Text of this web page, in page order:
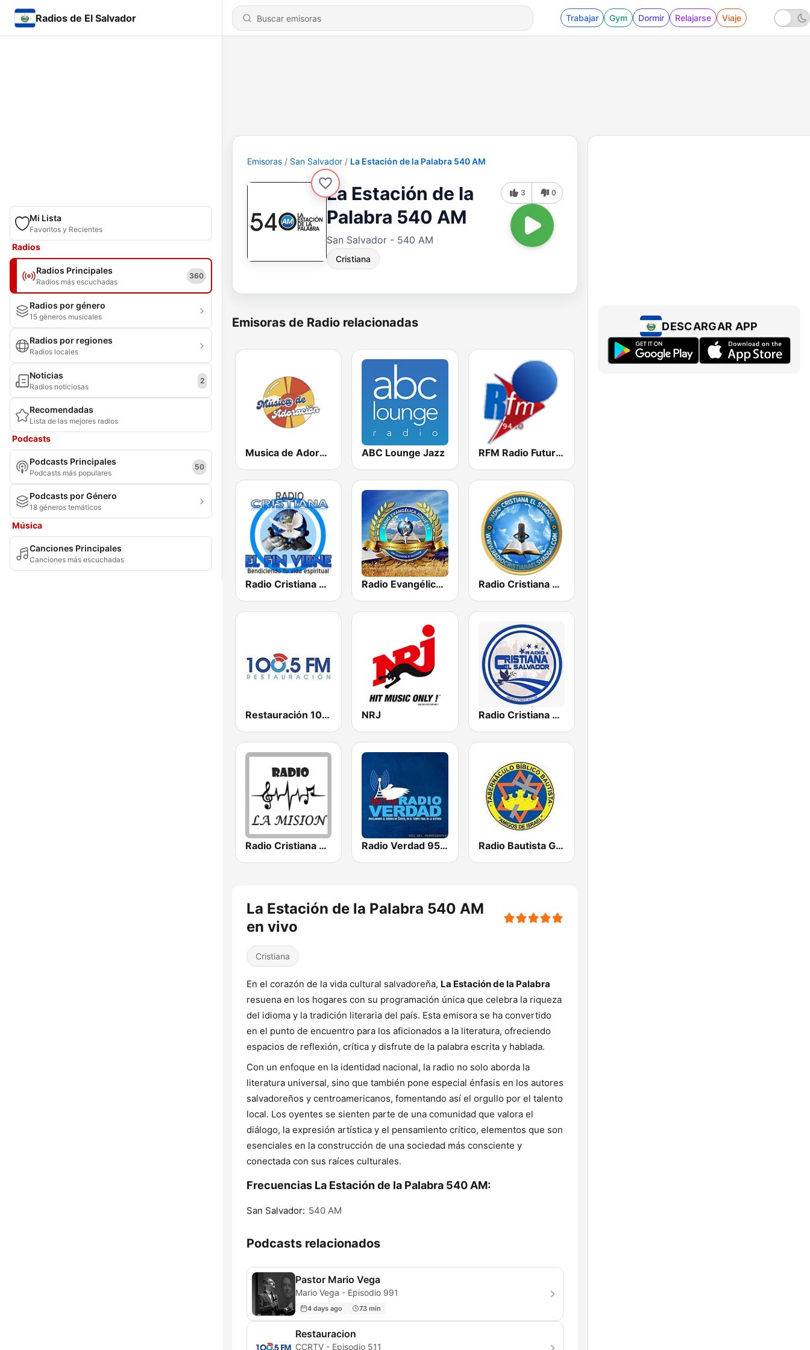
Radios de El Salvador Trabajar Gym Dormir Relajarse Viaje
Mi Lista
Favoritos y Recientes
Radios
Radios Principales
Radios más escuchadas
360
Radios por género
15 géneros musicales
Radios por regiones
Radios locales
Noticias
Radios noticiosas
2
Recomendadas
Lista de las mejores radios
Podcasts
Podcasts Principales
Podcasts más populares
50
Podcasts por Género
18 géneros temáticos
Música
Canciones Principales
Canciones más escuchadas
Emisoras San Salvador La Estación de la Palabra 540 AM
La Estación de la
Palabra 540 AM
San Salvador - 540 AM
Cristiana
3 0
Emisoras de Radio relacionadas
Musica de Adoracion ABC Lounge Jazz RFM Radio Futurs Medias 94.0 FM
Radio Cristiana El Fin Viene Radio Evangélica Josué Radio Cristiana El Shaddai
Restauración 100.5 FM NRJ Radio Cristiana El Salvador
Radio Cristiana La Mision Radio Verdad 95.7 FM Radio Bautista Global 89.7 FM
La Estación de la Palabra 540 AM
en vivo
Cristiana
En el corazón de la vida cultural salvadoreña, La Estación de la Palabra
resuena en los hogares con su programación única que celebra la riqueza
del idioma y la tradición literaria del país. Esta emisora se ha convertido
en el punto de encuentro para los aficionados a la literatura, ofreciendo
espacios de reflexión, crítica y disfrute de la palabra escrita y hablada.
Con un enfoque en la identidad nacional, la radio no solo aborda la
literatura universal, sino que también pone especial énfasis en los autores
salvadoreños y centroamericanos, fomentando así el orgullo por el talento
local. Los oyentes se sienten parte de una comunidad que valora el
diálogo, la expresión artística y el pensamiento crítico, elementos que son
esenciales en la construcción de una sociedad más consciente y
conectada con sus raíces culturales.
Frecuencias La Estación de la Palabra 540 AM:
San Salvador: 540 AM
Podcasts relacionados
Pastor Mario Vega
Mario Vega - Episodio 991
4 days ago 73 min
Restauracion
CCRTV - Episodio 511
DESCARGAR APP